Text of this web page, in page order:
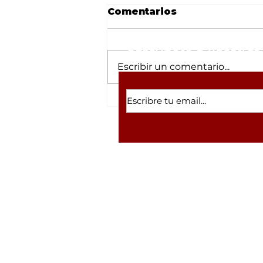
Desmantelan refugio
canino en Tulipanes
arrastraba la sombra de
Comentarios
Escribir un comentario...
Suscríbete a